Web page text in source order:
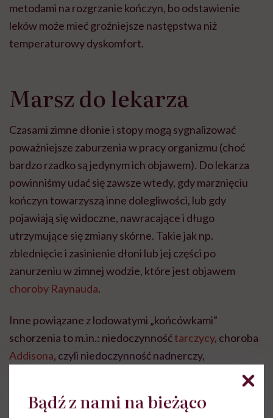
metodami na rozgrzanie kończyn, bo odstawienie
leków może mieć groźniejsze następstwa niż
temperaturowy dyskomfort.
Marsz do lekarza
Czasami zimne dłonie i stopy mogą sygnalizować
poważniejsze zaburzenia w pracy organizmu (choć
bardzo rzadko są jedynym ich objawem). Do lekarza
powinniśmy udać się zawsze wtedy, gdy marznięciu
kończyn towarzyszą inne dolegliwości, lub gdy
pojawiają się widoczne, nawracające i długo
utrzymujące się zmiany skórne. Takie jak np.
zblednięcie i zasinienie dłoni lub jej części po
zanurzeniu w zimnej wodzie, które jest objawem
choroby Raynauda.
Inne powiązane z lodowatymi „końcówkami”
schorzenia to m.in.: niedoczynnośćtarczycy, choroba
Addisona, czyli niedoczynność nadnerczy,
tętnic, zakrzepowo-
choroby związane z zaburzeniami krzepnięcia,
Bądź z nami na bieżąco